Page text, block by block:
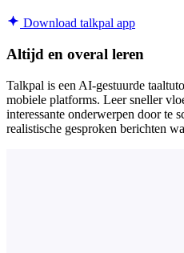
Download talkpal app
Altijd en overal leren
Talkpal is een AI-gestuurde
mobiele platforms. Leer sneller
interessante onderwerpen door te
realistische gesproken berichten